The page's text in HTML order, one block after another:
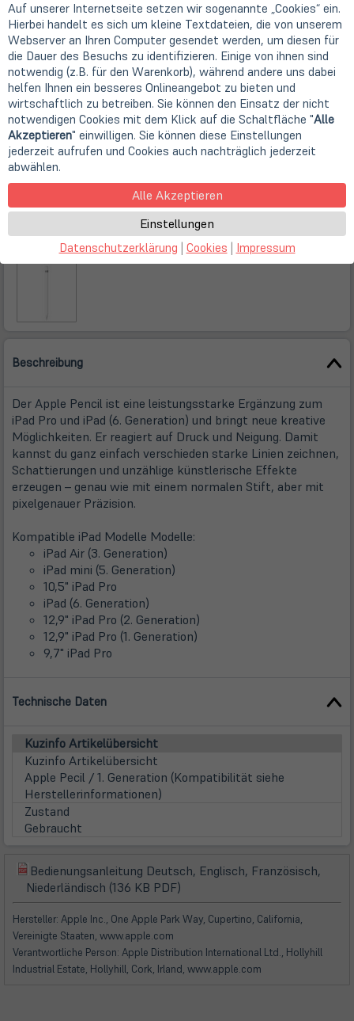
Beschreibung
Der Apple Pencil ist eine leistungsstarke Ergänzung zum
iPad Pro und iPad (6. Generation) und bringt neue kreative
Möglichkeiten. Er reagiert auf Druck und Neigung. Damit
kannst du ganz einfach verschieden starke Linien zeichnen,
Schattierungen und unzählige künstlerische Effekte
erzeugen – genau wie mit einem normalen Stift, aber mit
pixelgenauer Präzision.
Kompatible iPad Modelle Modelle:
iPad Air (3. Generation)
iPad mini (5. Generation)
10,5" iPad Pro
iPad (6. Generation)
12,9" iPad Pro (2. Generation)
12,9" iPad Pro (1. Generation)
9,7" iPad Pro
Technische Daten
Kuzinfo Artikelübersicht
Kuzinfo Artikelübersicht
Apple Pecil / 1. Generation (Kompatibilität siehe
Herstellerinformationen)
Zustand
Gebraucht
(öffnet
in
neuem
Tab)
Bedienungsanleitung Deutsch, Englisch, Französisch,
Niederländisch (136 KB PDF)
in
neuem
Hersteller: Apple Inc., One Apple Park Way, Cupertino, California,
Vereinigte Staaten, www.apple.com
Verantwortliche Person: Apple Distribution International Ltd., Hollyhill
Industrial Estate, Hollyhill, Cork, Irland, www.apple.com
Auf unserer Internetseite setzen wir sogenannte „Cookies“ ein.
Hierbei handelt es sich um kleine Textdateien, die von unserem
Webserver an Ihren Computer gesendet werden, um diesen für
die Dauer des Besuchs zu identifizieren. Einige von ihnen sind
notwendig (z.B. für den Warenkorb), während andere uns dabei
helfen Ihnen ein besseres Onlineangebot zu bieten und
wirtschaftlich zu betreiben. Sie können den Einsatz der nicht
notwendigen Cookies mit dem Klick auf die Schaltfläche "Alle
Akzeptieren" einwilligen. Sie können diese Einstellungen
jederzeit aufrufen und Cookies auch nachträglich jederzeit
abwählen.
Alle Akzeptieren
Einstellungen
Datenschutzerklärung | Cookies | Impressum